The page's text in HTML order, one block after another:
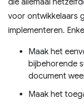
die allemaal
voor ontwikkelaars
implementeren.
Maak het
bijbehorende
document
Maak het